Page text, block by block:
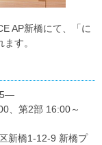
AP新橋にて、「に
す。
、第2部 16:00～
新橋1-12-9 新橋プ